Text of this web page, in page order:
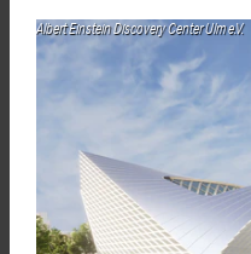
Albert Einstein Discovery Center Ulm e.V.